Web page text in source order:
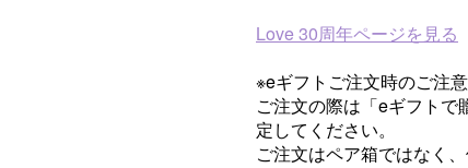
Love 30周年ページを見る
※eギフトご注文時のご注意
ご注文の際は「eギフト
定してください。
ご注文はペア箱ではなく